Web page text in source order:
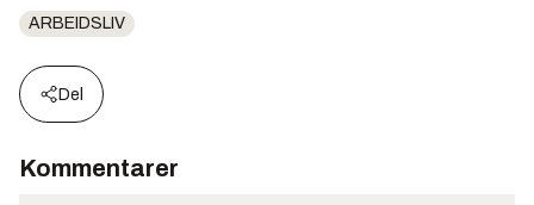
ARBEIDSLIV
Del
Kommentarer